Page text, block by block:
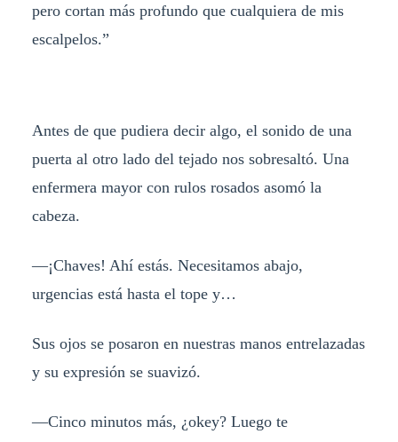
pero cortan más profundo que cualquiera de mis
escalpelos.”
Antes de que pudiera decir algo, el sonido de una
puerta al otro lado del tejado nos sobresaltó. Una
enfermera mayor con rulos rosados asomó la
cabeza.
—¡Chaves! Ahí estás. Necesitamos abajo,
urgencias está hasta el tope y…
Sus ojos se posaron en nuestras manos entrelazadas
y su expresión se suavizó.
—Cinco minutos más, ¿okey? Luego te